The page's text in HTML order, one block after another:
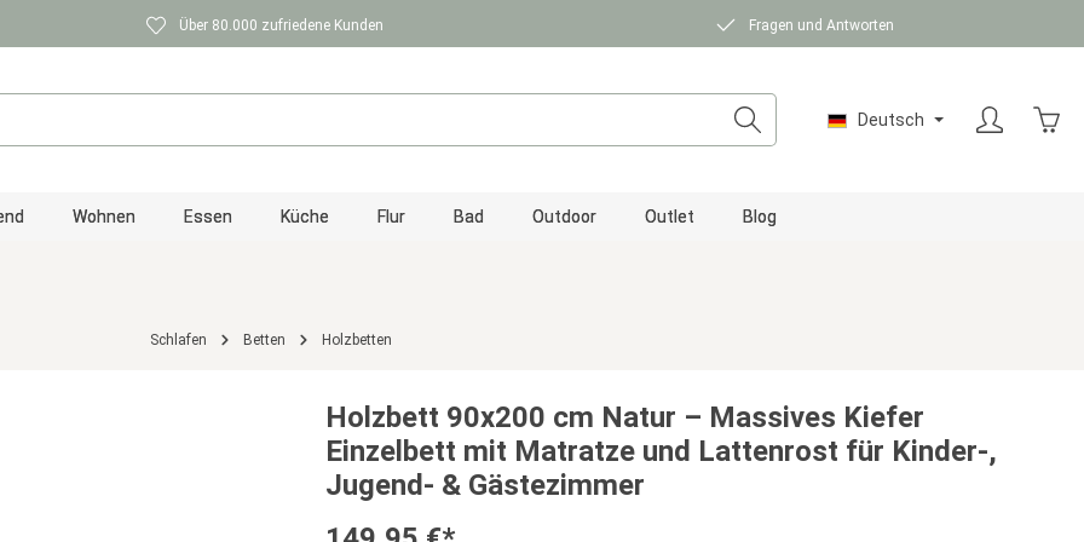
Über 80.000 zufriedene Kunden Fragen und Antworten
Deutsch
Wohnen Essen Küche Flur Bad Outdoor Outlet Blog
Schlafen Betten Holzbetten
Holzbett 90x200 cm Natur – Massives Kiefer
Einzelbett mit Matratze und Lattenrost für Kinder-,
Jugend- & Gästezimmer